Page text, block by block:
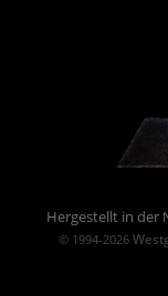
Hergestellt in der
© 1994-2026